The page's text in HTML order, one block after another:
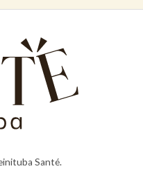
Santé.